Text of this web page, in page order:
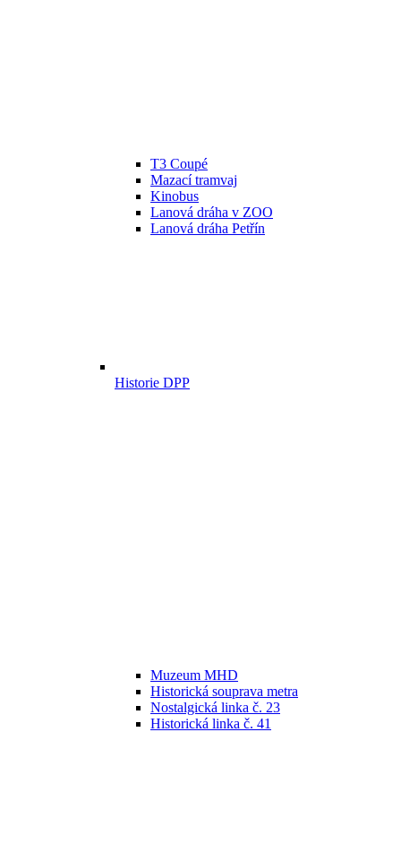
T3 Coupé
Mazací tramvaj
Kinobus
Lanová dráha v ZOO
Lanová dráha Petřín
Historie DPP
Muzeum MHD
Historická souprava metra
Nostalgická linka č. 23
Historická linka č. 41